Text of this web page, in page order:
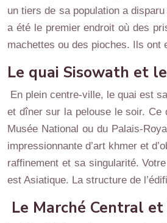
un tiers de sa population a
a été le premier endroit où des
machettes ou des pioches. Ils ont
Le quai Sisowath et
En plein centre-ville, le quai est
et dîner sur la pelouse le soir. Ce
Musée National ou du Palais-
impressionnante d’art khmer et
raffinement et sa singularité.
est Asiatique. La structure de
Le Marché Central